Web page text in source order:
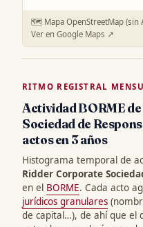
🗺️ Mapa OpenStreetMap (sin
Ver en Google Maps ↗
RITMO REGISTRAL
Actividad BORME
Sociedad de
actos en 3 años
Histograma temporal de
Ridder Corporate
en el BORME. Cada acto
jurídicos granulares
de capital…), de ahí que el